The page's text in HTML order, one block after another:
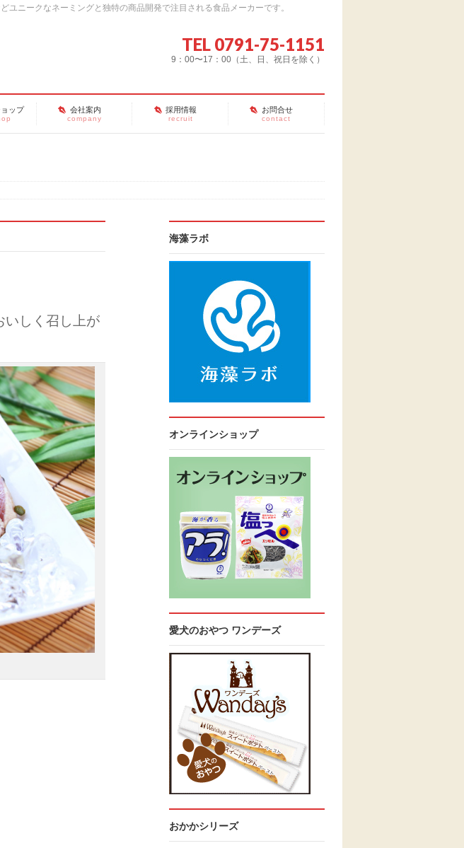
ニークなネーミングと独特の商品開発で注目される食品メーカーです。
TEL 0791-75-1151
9：00〜17：00（土、日、祝日を除く）
ップ 会社案内
company
採用情報
recruit
お問合せ
contact
いしく召し上が
海藻ラボ
オンラインショップ
愛犬のおやつ ワンデーズ
おかかシリーズ